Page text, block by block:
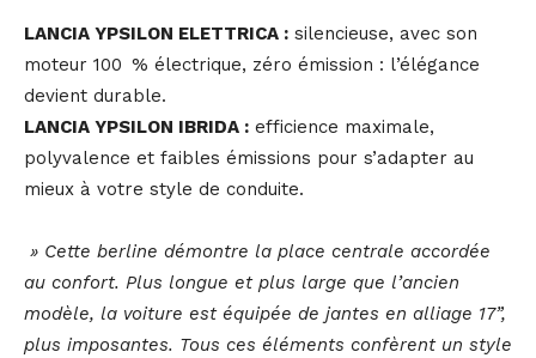
LANCIA YPSILON ELETTRICA : silencieuse, avec son
moteur 100 % électrique, zéro émission : l’élégance
devient durable.
LANCIA YPSILON IBRIDA : efficience maximale,
polyvalence et faibles émissions pour s’adapter au
mieux à votre style de conduite.
» Cette berline démontre la place centrale accordée
au confort. Plus longue et plus large que l’ancien
modèle, la voiture est équipée de jantes en alliage 17”,
plus imposantes. Tous ces éléments confèrent un style